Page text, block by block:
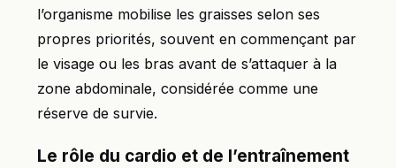
l’organisme mobilise les graisses selon ses
propres priorités, souvent en commençant par
le visage ou les bras avant de s’attaquer à la
zone abdominale, considérée comme une
réserve de survie.
Le rôle du cardio et de l’entraînement